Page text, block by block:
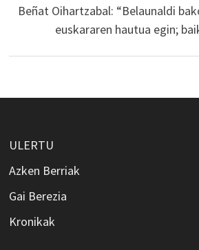
Beñat Oihartzabal: “Belaunaldi
euskararen hautua egin;
ULERTU
Azken Berriak
Gai Berezia
Kronikak